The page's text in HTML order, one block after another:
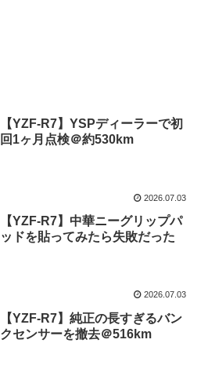
【YZF-R7】YSPディーラーで初
回1ヶ月点検＠約530km
2026.07.03
【YZF-R7】中華ニーグリップパ
ッドを貼ってみたら失敗だった
2026.07.03
【YZF-R7】純正の長すぎるバン
クセンサーを撤去＠516km